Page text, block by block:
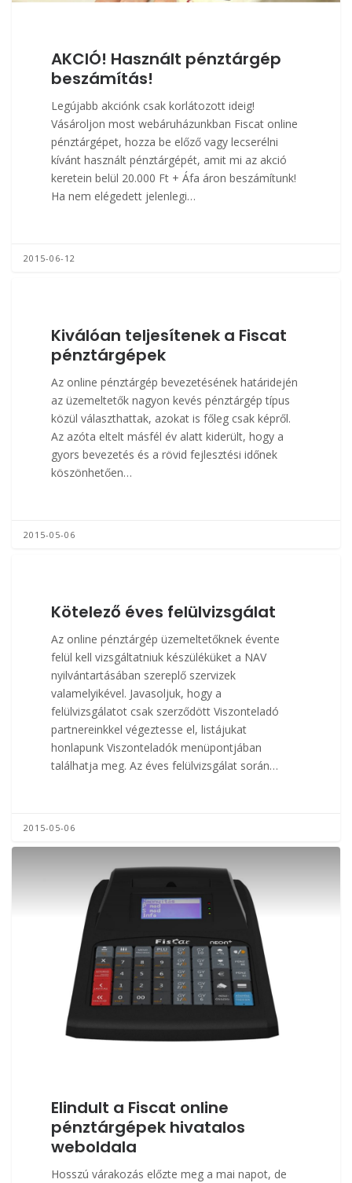
AKCIÓ! Használt pénztárgép
beszámítás!
Legújabb akciónk csak korlátozott ideig!
Vásároljon most webáruházunkban Fiscat online
pénztárgépet, hozza be előző vagy lecserélni
kívánt használt pénztárgépét, amit mi az akció
keretein belül 20.000 Ft + Áfa áron beszámítunk!
Ha nem elégedett jelenlegi…
2015-06-12
Kiválóan teljesítenek a Fiscat
pénztárgépek
Az online pénztárgép bevezetésének határidején
az üzemeltetők nagyon kevés pénztárgép típus
közül választhattak, azokat is főleg csak képről.
Az azóta eltelt másfél év alatt kiderült, hogy a
gyors bevezetés és a rövid fejlesztési időnek
köszönhetően…
2015-05-06
Kötelező éves felülvizsgálat
Az online pénztárgép üzemeltetőknek évente
felül kell vizsgáltatniuk készüléküket a NAV
nyilvántartásában szereplő szervizek
valamelyikével. Javasoljuk, hogy a
felülvizsgálatot csak szerződött Viszonteladó
partnereinkkel végeztesse el, listájukat
honlapunk Viszonteladók menüpontjában
találhatja meg. Az éves felülvizsgálat során…
2015-05-06
Elindult a Fiscat online
pénztárgépek hivatalos
weboldala
Hosszú várakozás előzte meg a mai napot, de